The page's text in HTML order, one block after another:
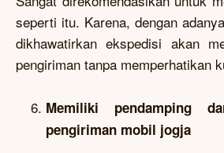
seperti itu. Karena, dengan
dikhawatirkan ekspedisi akan
pengiriman tanpa memperhatikan
Memiliki pendamping
pengiriman mobil jogja